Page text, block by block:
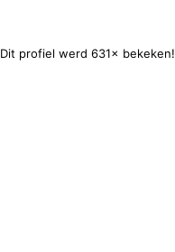
Dit profiel werd 631× bekeken!